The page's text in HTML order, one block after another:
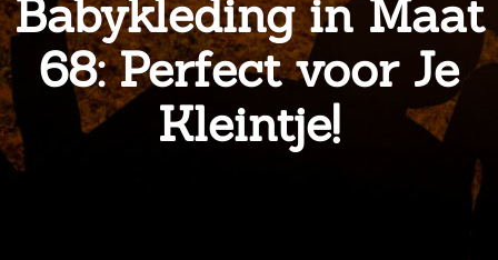
Babykleding in Maat
68: Perfect voor Je
Kleintje!